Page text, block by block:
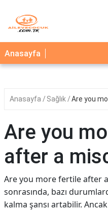
AİLE
ÇOCUK
SAĞLIK
BLOG
FAYDALI
YEMEK
TARİFLERİ
Anasayfa
Anasayfa Sağlık Are you
Are you
after a
Are you more fertile after
sonrasında, bazı
kalma şansı artabilir.